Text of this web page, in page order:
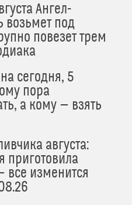
Ангел-
возьмет под
повезет трем
сегодня, 5
пора
а кому — взять
августа:
приготовила
все изменится